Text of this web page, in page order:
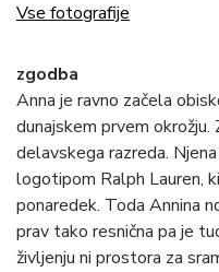
Vse fotografije
zgodba
Anna je ravno začela
dunajskem prvem
delavskega razreda.
logotipom Ralph Lauren,
ponaredek. Toda Annina
prav tako resnična pa je
življenju ni prostora za